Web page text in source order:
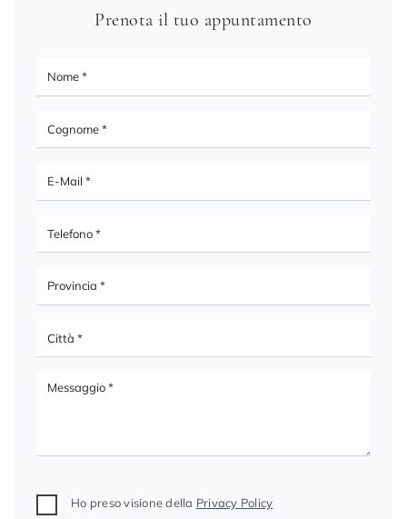
Prenota il tuo appuntamento
Ho preso visione della Privacy Policy